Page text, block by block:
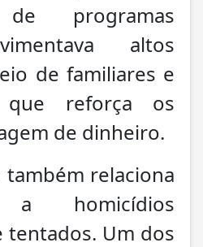
de programas
altos
de familiares e
reforça os
de dinheiro.
também relaciona
homicídios
tentados. Um dos